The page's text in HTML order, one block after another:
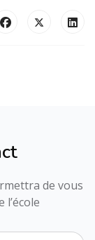
de vous